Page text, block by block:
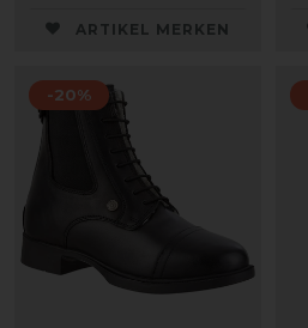
ARTIKEL MERKEN
-20%